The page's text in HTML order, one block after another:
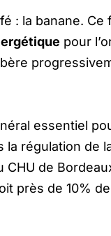
: la banane.
pour
essentiel
régulation de
de
près de 10%